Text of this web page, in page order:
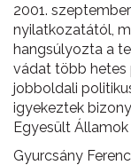
2001.
nyilatkozatától,
hangsúlyozta a
vádat több hetes
jobboldali
igyekeztek
Egyesült
Gyurcsány